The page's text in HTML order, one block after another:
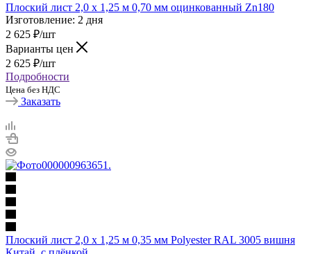
Плоский лист 2,0 х 1,25 м 0,70 мм оцинкованный Zn180
Изготовление: 2 дня
2 625 ₽/шт
Варианты цен
2 625 ₽/шт
Подробности
Цена без НДС
Заказать
Плоский лист 2,0 х 1,25 м 0,35 мм Polyester RAL 3005 вишня